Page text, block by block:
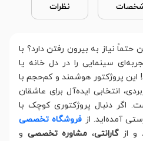
نظرات
نیاز به بیرون رفتن دارد؟ با
سینمایی را در دل خانه یا
این پروژکتور هوشمند و کم‌حجم با
انتخابی ایده‌آل برای عاشقان
اگر دنبال پروژکتوری کوچک با
آمده‌اید. از فروشگاه تخصصی
و ازگارانتی، مشاوره تخصصی و